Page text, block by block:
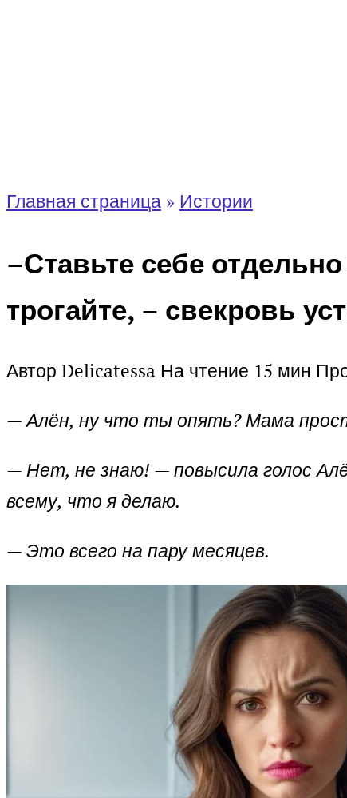
Главная страница » Истории
–Ставьте себе
трогайте, – свекровь
Автор Delicatessa На чтение 15 мин
— Алён, ну что ты опять? Мама
— Нет, не знаю! — повысила голос
всему, что я делаю.
— Это всего на пару месяцев.